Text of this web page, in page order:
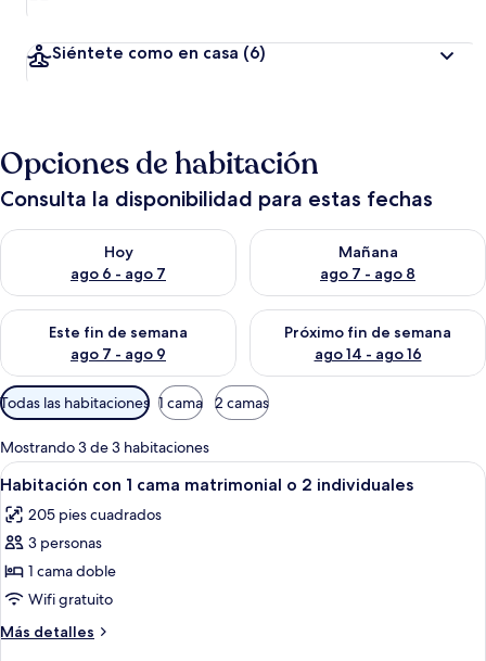
Siéntete como en casa (6)
Opciones de habitación
Consulta la disponibilidad para estas fechas
Hoy
ago 6 - ago 7
Consulta la disponibilidad para hoy ago 6 - ago 7
Mañana
ago 7 - ago 8
Consulta la disponibilidad
Este fin de semana
ago 7 - ago 9
Consulta la disponibilidad para este fin de semana ago 7 -
Próximo fin de semana
ago 14 - ago 16
Consulta la disponibilidad
Filtros
disponibles
para
las
habitaciones
Todas las habitaciones 1 cama 2 camas
Mostrando 3 de 3 habitaciones
Abrir
todas
las
fotos
de
Habitación
con
1
Una habitación con dos camas de
12
Habitación con 1 cama matrimonial o 2 individuales
205 pies cuadrados
3 personas
1 cama doble
Wifi gratuito
Más detalles
Más